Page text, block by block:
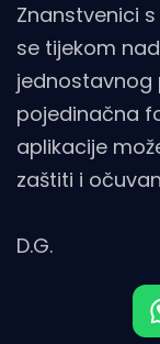
Znanstvenici
se tijekom
jednostavnog
pojedinačna
aplikacije
zaštiti i
D.G.